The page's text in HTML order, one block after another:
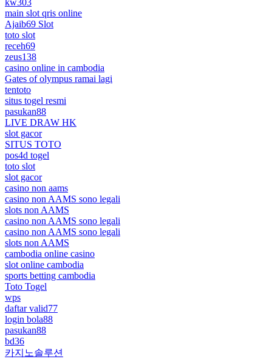
kw303
main slot qris online
Ajaib69 Slot
toto slot
receh69
zeus138
casino online in cambodia
Gates of olympus ramai lagi
tentoto
situs togel resmi
pasukan88
LIVE DRAW HK
slot gacor
SITUS TOTO
pos4d togel
toto slot
slot gacor
casino non aams
casino non AAMS sono legali
slots non AAMS
casino non AAMS sono legali
casino non AAMS sono legali
slots non AAMS
cambodia online casino
slot online cambodia
sports betting cambodia
Toto Togel
wps
daftar valid77
login bola88
pasukan88
bd36
카지노솔루션